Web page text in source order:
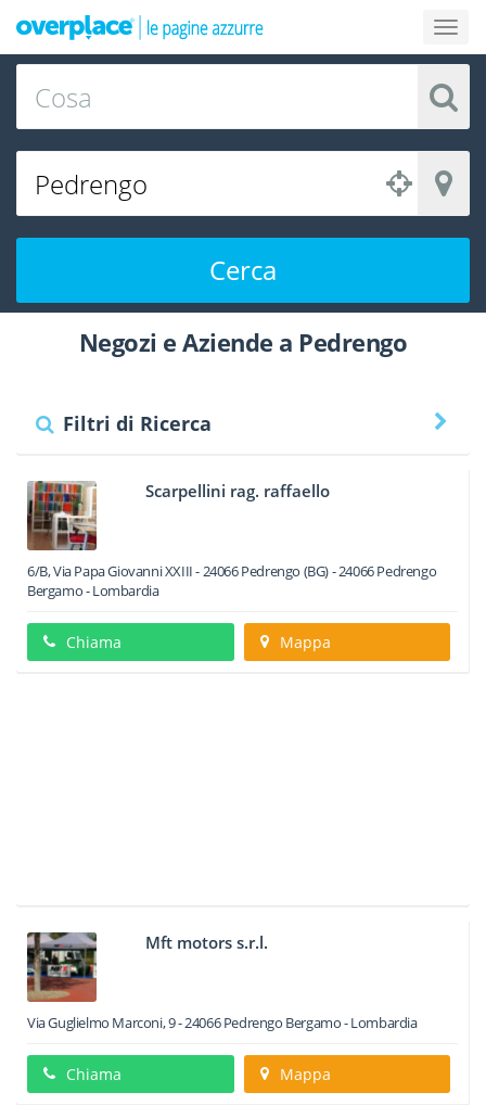
Cerca
Negozi e Aziende a Pedrengo
Filtri di Ricerca
Scarpellini rag. raffaello
6/B, Via Papa Giovanni XXIII - 24066 Pedrengo (BG)-24066Pedrengo
Bergamo -Lombardia
Chiama Mappa
Mft motors s.r.l.
Via Guglielmo Marconi, 9-24066 Pedrengo Bergamo -Lombardia
Chiama Mappa